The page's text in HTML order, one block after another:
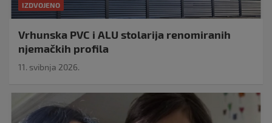
IZDVOJENO
Vrhunska PVC i ALU stolarija renomiranih
njemačkih profila
11. svibnja 2026.